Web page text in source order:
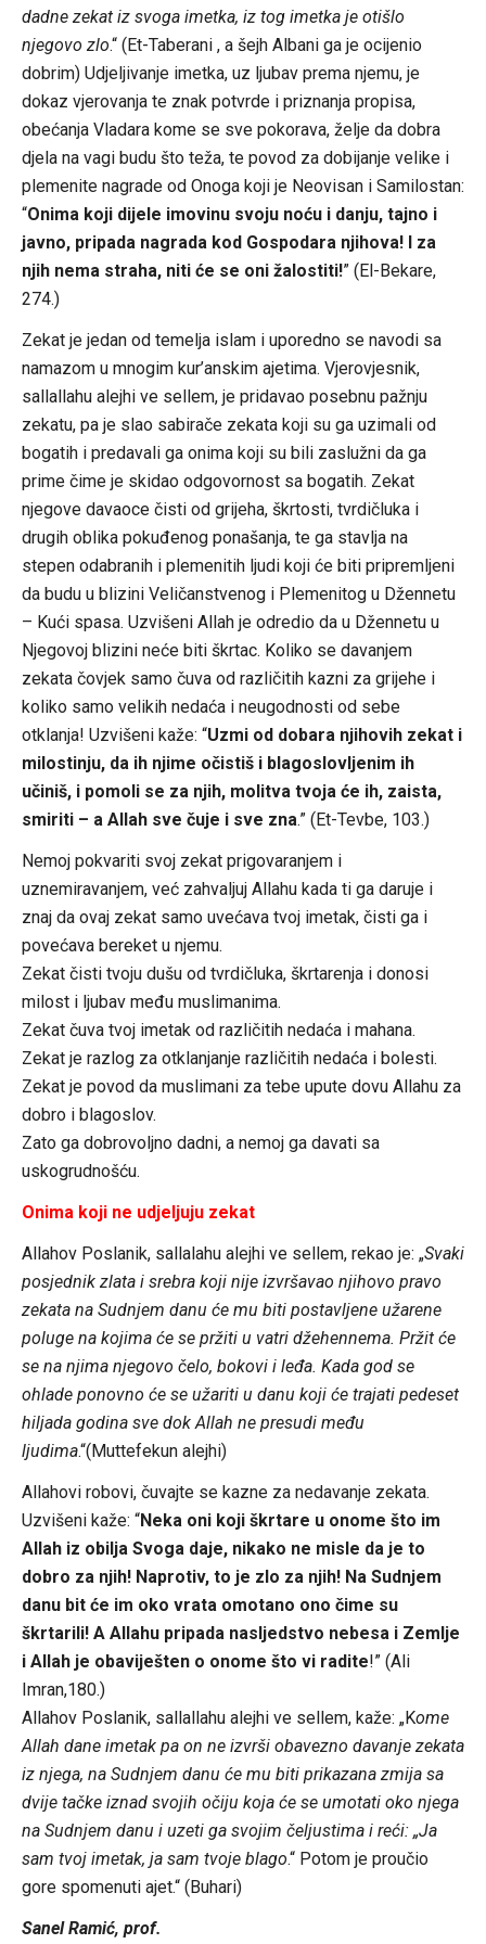
dadne zekat iz svoga imetka, iz tog imetka je otišlo
njegovo zlo.“ (Et-Taberani , a šejh Albani ga je ocijenio
dobrim) Udjeljivanje imetka, uz ljubav prema njemu, je
dokaz vjerovanja te znak potvrde i priznanja propisa,
obećanja Vladara kome se sve pokorava, želje da dobra
djela na vagi budu što teža, te povod za dobijanje velike i
plemenite nagrade od Onoga koji je Neovisan i Samilostan:
“Onima koji dijele imovinu svoju noću i danju, tajno i
javno, pripada nagrada kod Gospodara njihova! I za
njih nema straha, niti će se oni žalostiti!” (El-Bekare,
274.)
Zekat je jedan od temelja islam i uporedno se navodi sa
namazom u mnogim kur’anskim ajetima. Vjerovjesnik,
sallallahu alejhi ve sellem, je pridavao posebnu pažnju
zekatu, pa je slao sabirače zekata koji su ga uzimali od
bogatih i predavali ga onima koji su bili zaslužni da ga
prime čime je skidao odgovornost sa bogatih. Zekat
njegove davaoce čisti od grijeha, škrtosti, tvrdičluka i
drugih oblika pokuđenog ponašanja, te ga stavlja na
stepen odabranih i plemenitih ljudi koji će biti pripremljeni
da budu u blizini Veličanstvenog i Plemenitog u Džennetu
– Kući spasa. Uzvišeni Allah je odredio da u Džennetu u
Njegovoj blizini neće biti škrtac. Koliko se davanjem
zekata čovjek samo čuva od različitih kazni za grijehe i
koliko samo velikih nedaća i neugodnosti od sebe
otklanja! Uzvišeni kaže: “Uzmi od dobara njihovih zekat i
milostinju, da ih njime očistiš i blagoslovljenim ih
učiniš, i pomoli se za njih, molitva tvoja će ih, zaista,
smiriti – a Allah sve čuje i sve zna.” (Et-Tevbe, 103.)
Nemoj pokvariti svoj zekat prigovaranjem i
uznemiravanjem, već zahvaljuj Allahu kada ti ga daruje i
znaj da ovaj zekat samo uvećava tvoj imetak, čisti ga i
povećava bereket u njemu.
Zekat čisti tvoju dušu od tvrdičluka, škrtarenja i donosi
milost i ljubav među muslimanima.
Zekat čuva tvoj imetak od različitih nedaća i mahana.
Zekat je razlog za otklanjanje različitih nedaća i bolesti.
Zekat je povod da muslimani za tebe upute dovu Allahu za
dobro i blagoslov.
Zato ga dobrovoljno dadni, a nemoj ga davati sa
uskogrudnošću.
Onima koji ne udjeljuju zekat
Allahov Poslanik, sallalahu alejhi ve sellem, rekao je: „Svaki
posjednik zlata i srebra koji nije izvršavao njihovo pravo
zekata na Sudnjem danu će mu biti postavljene užarene
poluge na kojima će se pržiti u vatri džehennema. Pržit će
se na njima njegovo čelo, bokovi i leđa. Kada god se
ohlade ponovno će se užariti u danu koji će trajati pedeset
hiljada godina sve dok Allah ne presudi među
ljudima.“(Muttefekun alejhi)
Allahovi robovi, čuvajte se kazne za nedavanje zekata.
Uzvišeni kaže: “Neka oni koji škrtare u onome što im
Allah iz obilja Svoga daje, nikako ne misle da je to
dobro za njih! Naprotiv, to je zlo za njih! Na Sudnjem
danu bit će im oko vrata omotano ono čime su
škrtarili! A Allahu pripada nasljedstvo nebesa i Zemlje
i Allah je obaviješten o onome što vi radite!” (Ali
Imran,180.)
​Allahov Poslanik, sallallahu alejhi ve sellem, kaže: „Kome
Allah dane imetak pa on ne izvrši obavezno davanje zekata
iz njega, na Sudnjem danu će mu biti prikazana zmija sa
dvije tačke iznad svojih očiju koja će se umotati oko njega
na Sudnjem danu i uzeti ga svojim čeljustima i reći: „Ja
sam tvoj imetak, ja sam tvoje blago.“ Potom je proučio
gore spomenuti ajet.“ (Buhari)
Sanel Ramić, prof.